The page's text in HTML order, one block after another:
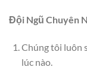
Đội Ngũ Chuyên
Chúng tôi luôn
lúc nào.